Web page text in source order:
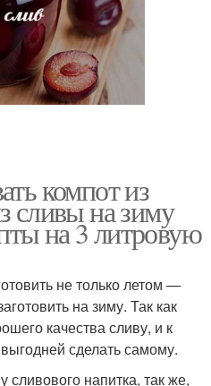
компот из
сливы на зиму
на 3 литровую
не только летом —
на зиму. Так как
качества сливу, и к
сделать самому.
сливового напитка, так же,